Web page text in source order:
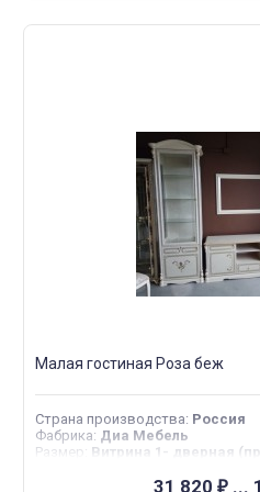
Малая гостиная Роза беж
Страна производства: Россия
Фабрика: Диа Мебель
Размер : Витрина 1- дверная
31 820 ₽...